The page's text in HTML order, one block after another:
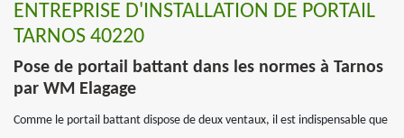
ENTREPRISE D'INSTALLATION DE PORTAIL
TARNOS 40220
Pose de portail battant dans les normes à Tarnos
par WM Elagage
Comme le portail battant dispose de deux ventaux, il est indispensable que